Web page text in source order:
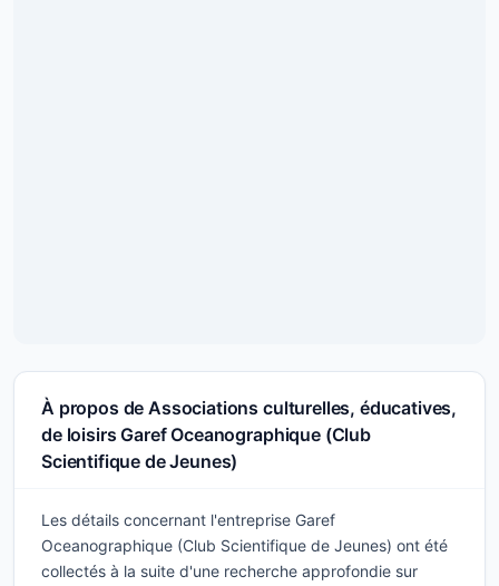
À propos de Associations culturelles, éducatives,
de loisirs Garef Oceanographique (Club
Scientifique de Jeunes)
Les détails concernant l'entreprise Garef
Oceanographique (Club Scientifique de Jeunes) ont été
collectés à la suite d'une recherche approfondie sur